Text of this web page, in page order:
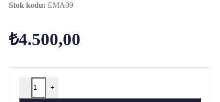
Stok kodu: EMA09
₺4.500,00
- +